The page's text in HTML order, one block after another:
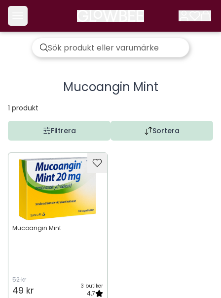
Mucoangin Mint
1 produkt
Filtrera Sortera
Mucoangin Mint
52 kr
49 kr 3 butiker
4,7